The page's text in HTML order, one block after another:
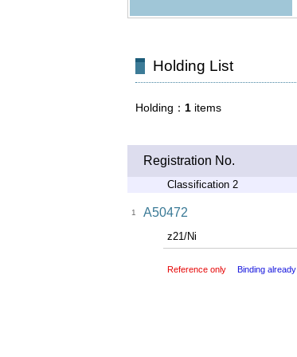
Holding List
Holding 1 items
Registration No.
Classification 2
1 A50472
z21/Ni
Reference only Binding already